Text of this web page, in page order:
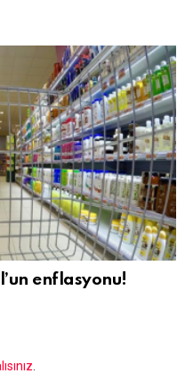
enflasyonu!
.